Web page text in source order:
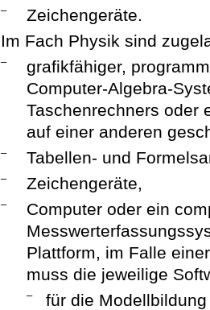
– Zeichengeräte.
Im Fach Physik sind
–
grafikfähiger,
Computer-Algebra-
Taschenrechners oder
auf einer anderen
– Tabellen- und
– Zeichengeräte,
–
Computer oder ein
Plattform, im Falle
muss die jeweilige
– für die